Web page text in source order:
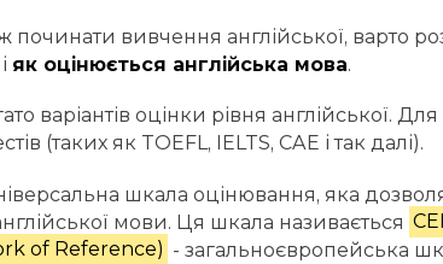
починати вивчення англійської, варто
як оцінюється англійська мова.
варіантів оцінки рівня англійської.
(таких як TOEFL, IELTS, CAE і так далі).
шкала оцінювання, яка
мови. Ця шкала називається
of Reference) - загальноєвропейська